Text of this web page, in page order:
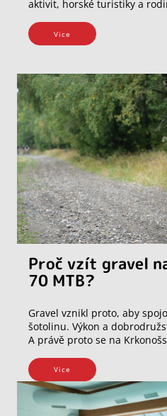
aktivit, horské turistiky a
Vice
Proč vzít gravel
70 MTB?
Gravel vznikl proto, aby
šotolinu. Výkon a
A právě proto se na
Vice